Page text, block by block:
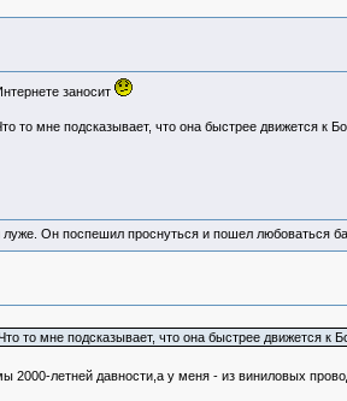
заносит
мне подсказывает, что она быстрее движется к
Он поспешил проснуться и пошел любоваться
то мне подсказывает, что она быстрее движется к
2000-летней давности,а у меня - из виниловых